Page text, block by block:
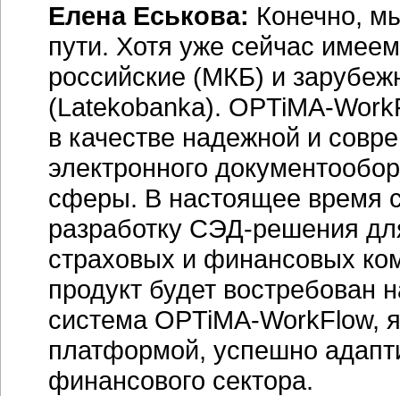
Елена Еськова: Конечно,
пути. Хотя уже сейчас
российские (МКБ) и
(Latekobanka). OPTiMA-
в качестве надежной и
электронного
сферы. В настоящее время
разработку СЭД-решения
страховых и финансовых
продукт будет
система OPTiMA-WorkFlow,
платформой, успешно
финансового сектора.